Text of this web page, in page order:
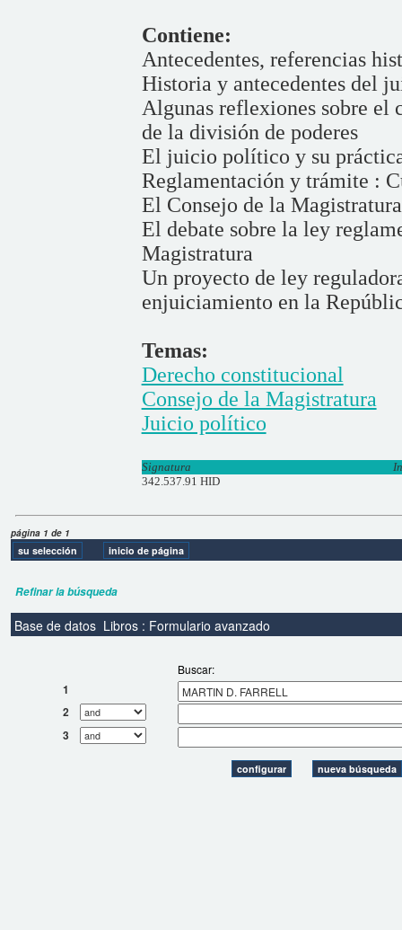
Contiene:
Antecedentes, referencias
Historia y antecedentes del
Algunas reflexiones sobre
de la división de poderes
El juicio político y su
Reglamentación y trámite :
El Consejo de la
El debate sobre la ley
Magistratura
Un proyecto de ley
enjuiciamiento en la
Temas:
Derecho constitucional
Consejo de la Magistratura
Juicio político
Signatura
342.537.91 HID
página 1 de 1
Refinar la búsqueda
Base de datos Libros : Formulario avanzado
Buscar:
1
2
3